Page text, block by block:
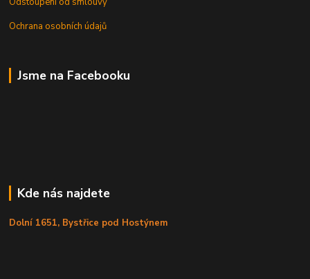
Ochrana osobních údajů
Jsme na Facebooku
Kde nás najdete
Dolní 1651, Bystřice pod Hostýnem